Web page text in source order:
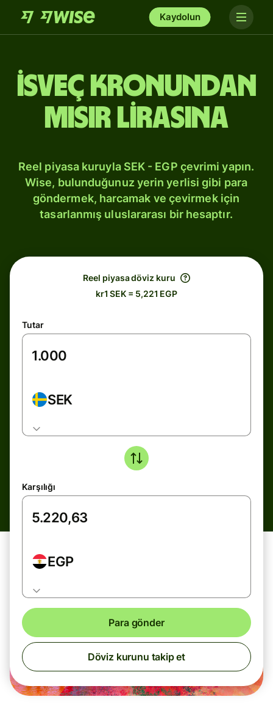
Kaydolun
İsveç kronundan
Mısır lirasına
Reel piyasa kuruyla SEK - EGP çevrimi yapın.
Wise, bulunduğunuz yerin yerlisi gibi para
göndermek, harcamak ve çevirmek için
tasarlanmış uluslararası bir hesaptır.
Reel piyasa döviz kuru
kr1 SEK = 5,221 EGP
Tutar
SEK
Karşılığı
EGP
Para gönder
Döviz kurunu takip et